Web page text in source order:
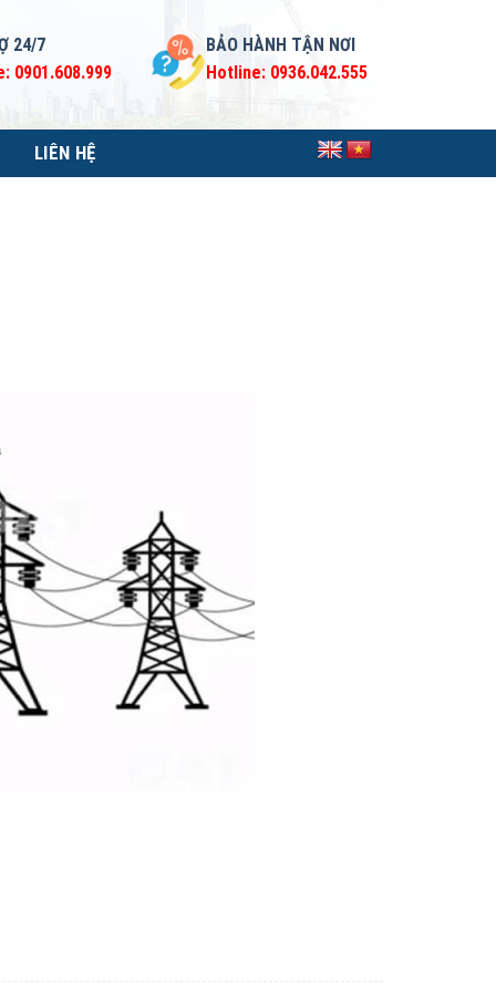
24/7
0901.608.999
BẢO HÀNH TẬN NƠI
Hotline: 0936.042.555
LIÊN HỆ